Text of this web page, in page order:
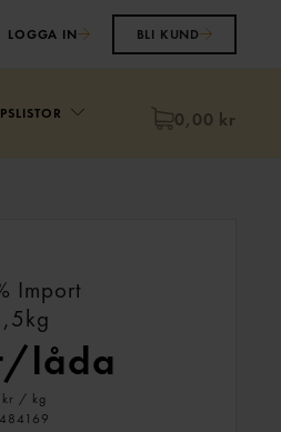
LOGGA IN BLI KUND
0,00 kr
Import
låda
kr / kg